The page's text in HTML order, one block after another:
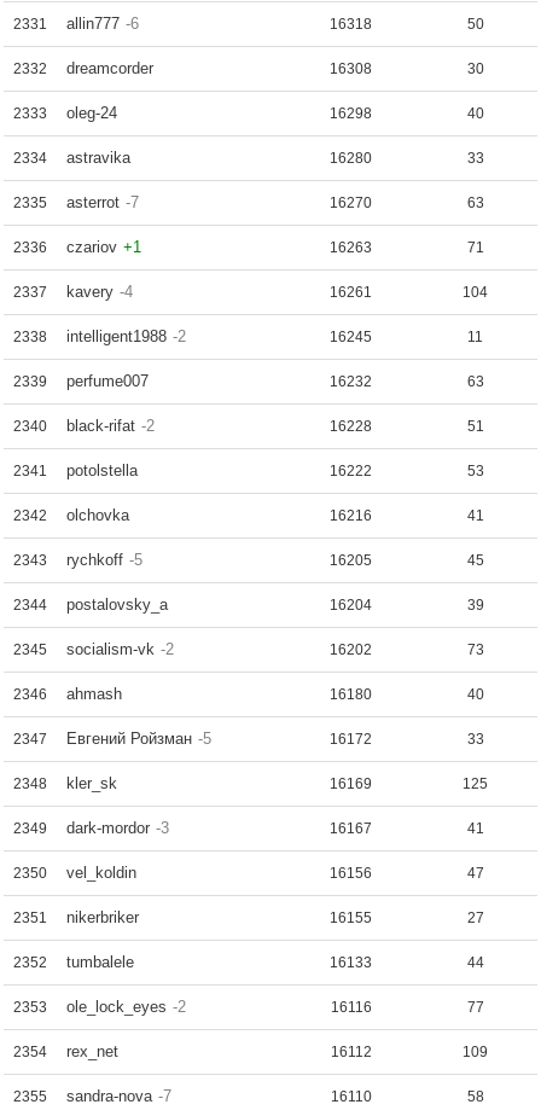
2331 allin777 -6 16318 50
2332 dreamcorder 16308 30
2333 oleg-24 16298 40
2334 astravika 16280 33
2335 asterrot -7 16270 63
2336 czariov +1 16263 71
2337 kavery -4 16261 104
2338 intelligent1988 -2 16245 11
2339 perfume007 16232 63
2340 black-rifat -2 16228 51
2341 potolstella 16222 53
2342 olchovka 16216 41
2343 rychkoff -5 16205 45
2344 postalovsky_a 16204 39
2345 socialism-vk -2 16202 73
2346 ahmash 16180 40
2347 Евгений Ройзман -5 16172 33
2348 kler_sk 16169 125
2349 dark-mordor -3 16167 41
2350 vel_koldin 16156 47
2351 nikerbriker 16155 27
2352 tumbalele 16133 44
2353 ole_lock_eyes -2 16116 77
2354 rex_net 16112 109
2355 sandra-nova -7 16110 58